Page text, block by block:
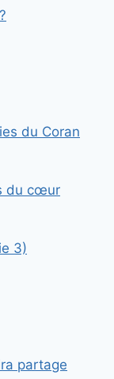
du Coran
du cœur
3)
partage